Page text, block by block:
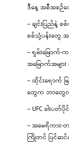
ဒီနေ့ အစီအစဉ်
– ချင်းပြည်နဲ့
စစ်သုံ့ပန်းတွေ
– ရှမ်းမြောက်
အမြောက်အများ
– ထိုင်းရောက်
တွေက ဘာတွေ
– UFC ခါးပ
– အမေရိကား
ကြိုတင် ပြင်ဆ